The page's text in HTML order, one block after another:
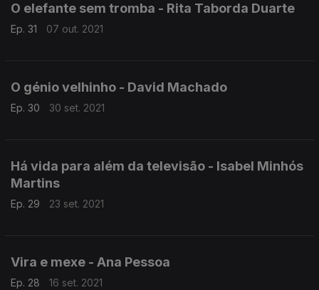
O elefante sem tromba - Rita Taborda Duarte
Ep. 31 07 out. 2021
O génio velhinho - David Machado
Ep. 30 30 set. 2021
Há vida para além da televisão - Isabel Minhós
Martins
Ep. 29 23 set. 2021
Vira e mexe - Ana Pessoa
Ep. 28 16 set. 2021